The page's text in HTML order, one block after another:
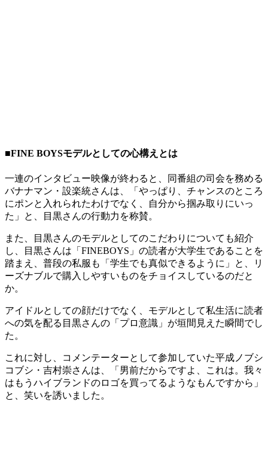
■FINE BOYSモデルとしての心構えとは
一連のインタビュー映像が終わると、同番組の司会を務める
バナナマン・設楽統さんは、「やっぱり、チャンスのところ
にポンと入れられたわけでなく、自分から掴み取りにいっ
た」と、目黒さんの行動力を称賛。
また、目黒さんのモデルとしてのこだわりについても紹介
し、目黒さんは「FINEBOYS」の読者が大学生であることを
踏まえ、普段の私服も「学生でも真似できるように」と、リ
ーズナブルで購入しやすいものをチョイスしているのだと
か。
アイドルとしての顔だけでなく、モデルとして私生活に読者
への気を配る目黒さんの「プロ意識」が垣間見えた瞬間でし
た。
これに対し、コメンテーターとして参加していた平成ノブシ
コブシ・吉村崇さんは、「男前だからですよ、これは。我々
はもうハイブランドのロゴを買ってるようなもんですから」
と、笑いを誘いました。